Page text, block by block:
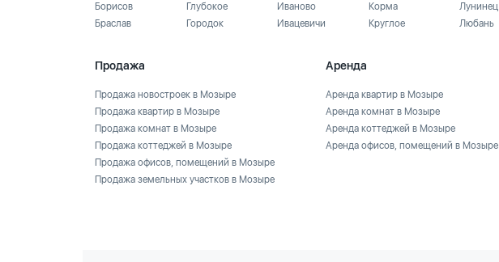
Борисов
Браслав
Глубокое
Городок
Иваново
Ивацевичи
Корма
Круглое
Лунинец
Любань
Продажа
Продажа новостроек в Мозыре
Продажа квартир в Мозыре
Продажа комнат в Мозыре
Продажа коттеджей в Мозыре
Продажа офисов, помещений в Мозыре
Продажа земельных участков в Мозыре
Аренда
Аренда квартир в Мозыре
Аренда комнат в Мозыре
Аренда коттеджей в Мозыре
Аренда офисов, помещений в Мозыре